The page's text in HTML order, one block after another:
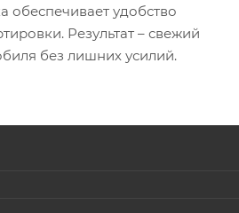
обеспечивает удобство
Результат – свежий
без лишних усилий.